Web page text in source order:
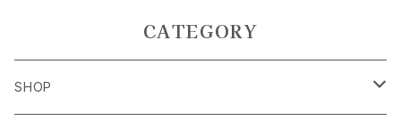
CATEGORY
SHOP